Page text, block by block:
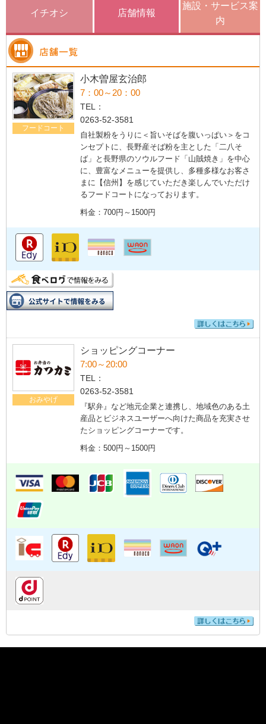
イチオシ 店舗情報
施設・サービス案
内
フードコート
小木曽屋玄治郎
7：00～20：00
TEL：
0263-52-3581
自社製粉をうりに＜旨いそばを腹いっぱい＞をコ
ンセプトに、長野産そば粉を主とした「二八そ
ば」と長野県のソウルフード「山賊焼き」を中心
に、豊富なメニューを提供し、多種多様なお客さ
まに【信州】を感じていただき楽しんでいただけ
るフードコートになっております。
料金：700円～1500円
おみやげ
ショッピングコーナー
7:00～20:00
TEL：
0263-52-3581
『駅弁』など地元企業と連携し、地域色のある土
産品とビジネスユーザーへ向けた商品を充実させ
たショッピングコーナーです。
料金：500円～1500円